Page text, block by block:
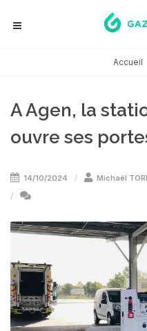
Accueil
A Agen, la
ouvre ses
14/10/2024 Michaël